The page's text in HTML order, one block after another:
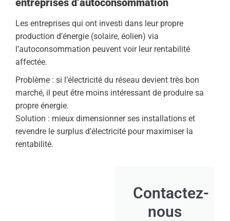
Les entreprises qui ont investi dans leur propre
production d’énergie (solaire, éolien) via
l’autoconsommation peuvent voir leur rentabilité
affectée.
Problème : si l’électricité du réseau devient très bon
marché, il peut être moins intéressant de produire sa
propre énergie.
Solution : mieux dimensionner ses installations et
revendre le surplus d’électricité pour maximiser la
rentabilité.
Contactez-
nous